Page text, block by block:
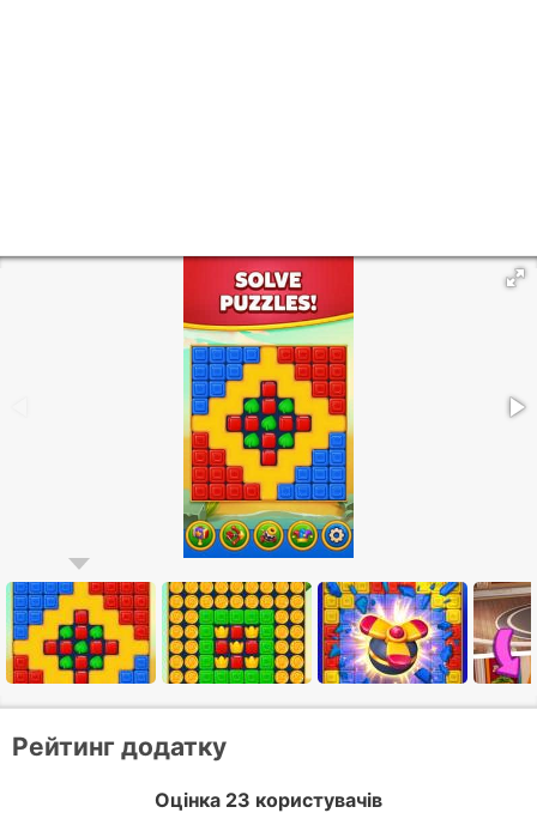
Рейтинг додатку
Оцінка 23 користувачів